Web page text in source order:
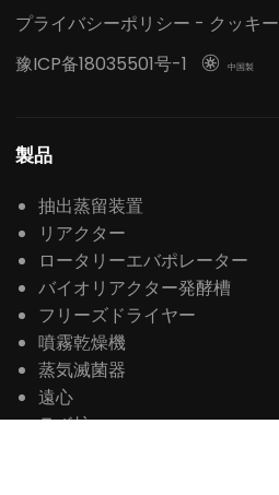
プライバシーポリシー - クッキー
豫ICP备18035501号-1
 中国製
製品
抽出蒸留装置
リアクター
ロータリーエバポレーター
バイオリアクター発酵槽
フリーズドライヤー
噴霧乾燥機
蒸気滅菌器
遠心
ラボ炉